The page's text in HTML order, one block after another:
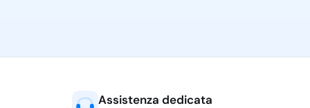
Assistenza dedicata